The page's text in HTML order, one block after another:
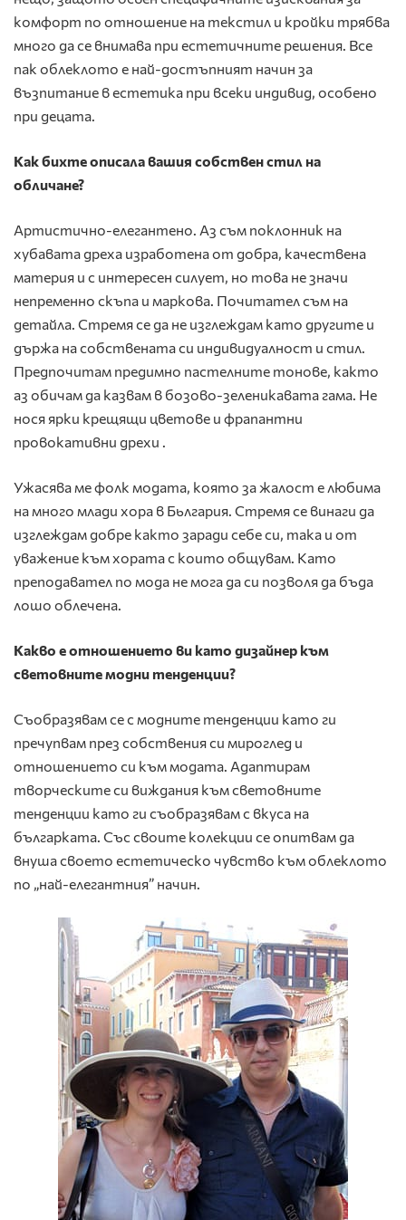
комфорт по отношение на текстил и кройки трябва
много да се внимава при естетичните решения. Все
пак облеклото е най-достъпният начин за
възпитание в естетика при всеки индивид, особено
при децата.
Как бихте описала вашия собствен стил на
обличане?
Артистично-елегантено. Аз съм поклонник на
хубавата дреха изработена от добра, качествена
материя и с интересен силует, но това не значи
непременно скъпа и маркова. Почитател съм на
детайла. Стремя се да не изглеждам като другите и
държа на собствената си индивидуалност и стил.
Предпочитам предимно пастелните тонове, както
аз обичам да казвам в бозово-зеленикавата гама. Не
нося ярки крещящи цветове и фрапантни
провокативни дрехи .
Ужасява ме фолк модата, която за жалост е любима
на много млади хора в Бьлгария. Стремя се винаги да
изглеждам добре както заради себе си, така и от
уважение към хората с които общувам. Като
преподавател по мода не мога да си позволя да бъда
лошо облечена.
Какво е отношението ви като дизайнер към
световните модни тенденции?
Съобразявам се с модните тенденции като ги
пречупвам през собствения си мироглед и
отношението си към модата. Адаптирам
творческите си виждания към световните
тенденции като ги съобразявам с вкуса на
българката. Със своите колекции се опитвам да
внуша своето естетическо чувство към облеклото
по „най-елегантния” начин.